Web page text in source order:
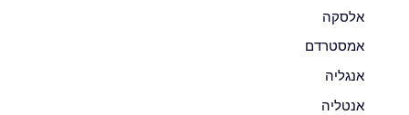
אלסקה
אמסטרדם
אנגליה
אנטליה